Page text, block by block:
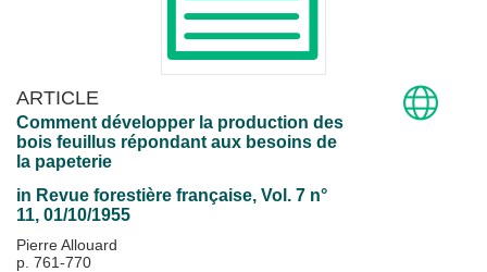
ARTICLE
Comment développer la production des
bois feuillus répondant aux besoins de
la papeterie
in Revue forestière française, Vol. 7 n°
11, 01/10/1955
Pierre Allouard
p. 761-770